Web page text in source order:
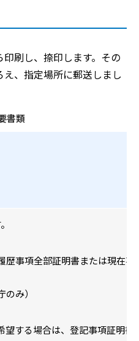
刷し、捺印します。その
、指定場所に郵送しまし
書類
歴事項全部証明書または現在事
み）
する場合は、登記事項証明書